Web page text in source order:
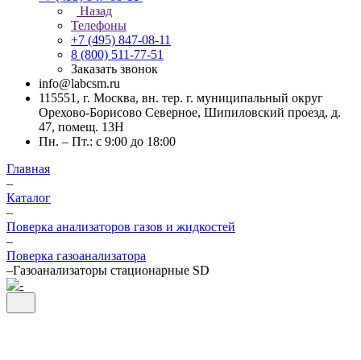
Назад
Телефоны
+7 (495) 847-08-11
8 (800) 511-77-51
Заказать звонок
info@labcsm.ru
115551, г. Москва, вн. тер. г. муниципальный округ
Орехово-Борисово Северное, Шипиловский проезд, д.
47, помещ. 13Н
Пн. – Пт.: с 9:00 до 18:00
Главная
–
Каталог
–
Поверка анализаторов газов и жидкостей
–
Поверка газоанализатора
–Газоанализаторы стационарные SD